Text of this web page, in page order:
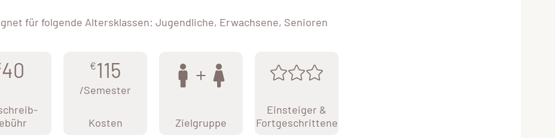
für folgende Altersklassen: Jugendliche, Erwachsene, Senioren
40 €115
/Semester
Kosten Zielgruppe
Einsteiger &
Fortgeschrittene